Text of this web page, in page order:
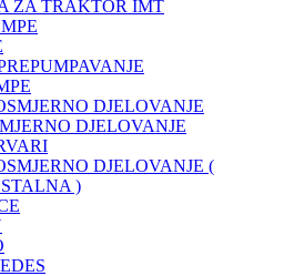
ZA TRAKTOR IMT
DJELOVANJE
DJELOVANJE
DJELOVANJE (
)